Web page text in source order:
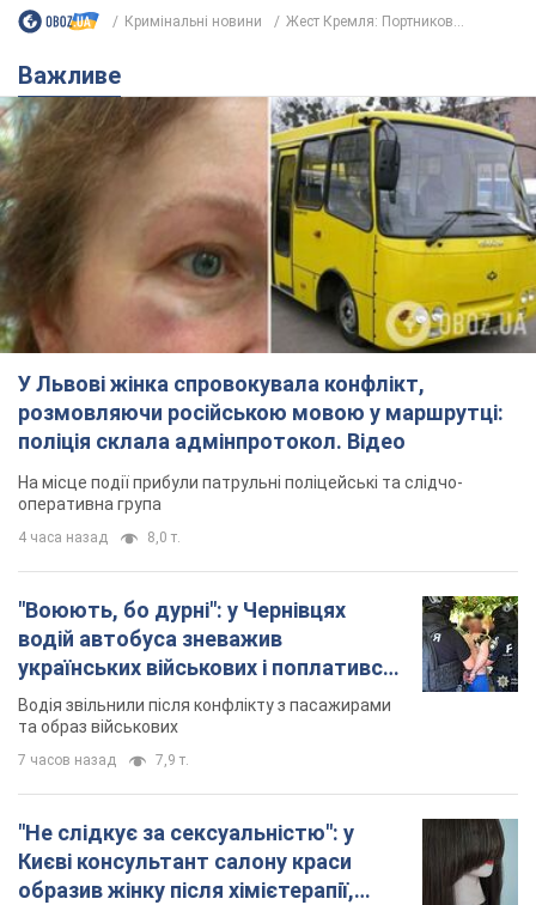
Кримінальні новини Жест Кремля: Портников...
Важливе
У Львові жінка спровокувала конфлікт,
розмовляючи російською мовою у маршрутці:
поліція склала адмінпротокол. Відео
На місце події прибули патрульні поліцейські та слідчо-
оперативна група
4 часа назад 8,0 т.
"Воюють, бо дурні": у Чернівцях
водій автобуса зневажив
українських військових і поплатився.
Відео
Водія звільнили після конфлікту з пасажирами
та образ військових
7 часов назад 7,9 т.
"Не слідкує за сексуальністю": у
Києві консультант салону краси
образив жінку після хімієтерапії,